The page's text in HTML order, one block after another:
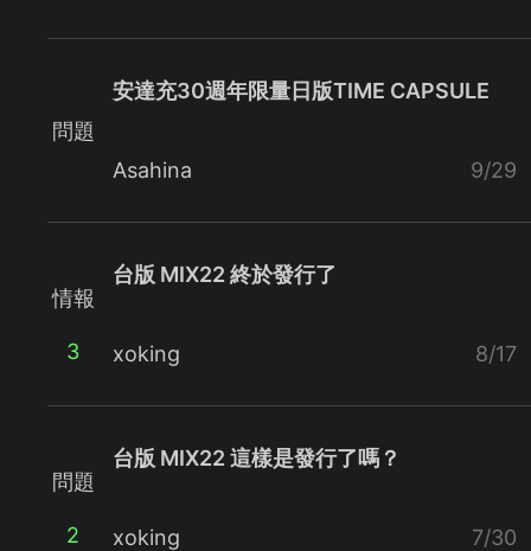
問題
安達充30週年限量日版TIME CAPSULE
Asahina 9/29
情報
3
台版 MIX22 終於發行了
xoking 8/17
問題
2
台版 MIX22 這樣是發行了嗎？
xoking 7/30